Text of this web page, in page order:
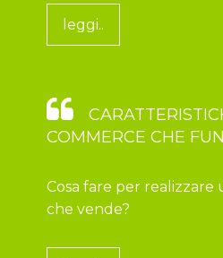
leggi..
COMMERCE CHE
Cosa fare per
che vende?